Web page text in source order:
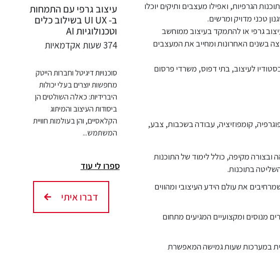
הגרפיות, ואפילו מעצבים ותיקים יוכלו
טכני מדויק ומרשים.
גרפי או להתמקד בעיצוב ממוחשב
בשנים האחרונות ומחייב את המעצבים
לעיצוב, בתי דפוס, משרדי פרסום
קומפוזיציה, עבודה בשכבות, צבע,
מקיפה, כולל לימוד של התוכנות
בתוכנות.
את עולם הידע העיצובי ומהווים
מנוסים ומקצועיים המגיעים מתחום
במערכות שעות גמישה המאפשרת
עיצוב גרפי עם התמחות
ב- UI UX בשילוב כלים
וטכנולוגיות AI
374 שעות אקדמאיות
סוכנויות דיגיטל וחברות הייטק
מחפשות יוצרים בעלי יכולות
היברידיות: כאלה השולטים הן
ביסודות העיצוב והמיתוג
הקלאסיים, והן בעולמות חוויית
המשתמש...
ספרו לי עוד
דברו איתי